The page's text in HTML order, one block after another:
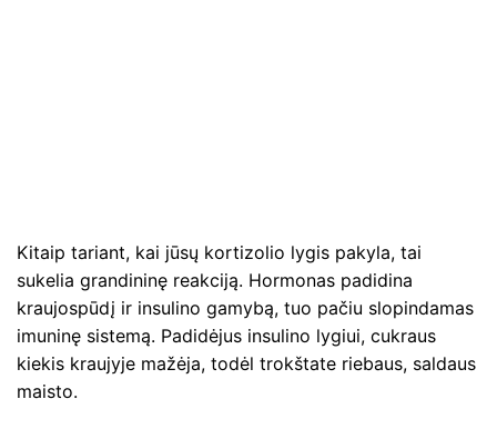
Kitaip tariant, kai jūsų kortizolio lygis pakyla, tai
sukelia grandininę reakciją. Hormonas padidina
kraujospūdį ir insulino gamybą, tuo pačiu slopindamas
imuninę sistemą. Padidėjus insulino lygiui, cukraus
kiekis kraujyje mažėja, todėl trokštate riebaus, saldaus
maisto.